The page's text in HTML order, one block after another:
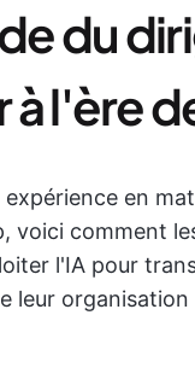
du
à l'ère
expérience en
voici comment
l'IA pour
leur organisation